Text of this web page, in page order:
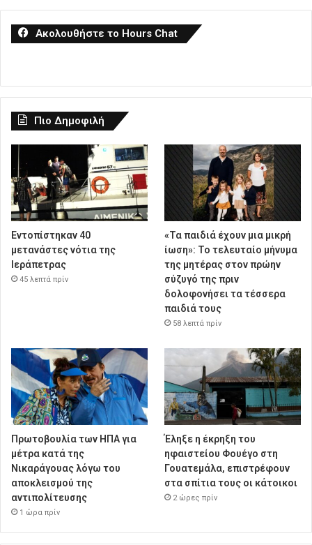
Ακολουθήστε το Hours Chat
Πιο Δημοφιλή
Εντοπίστηκαν 40
μετανάστες νότια της
Ιεράπετρας
45 λεπτά πρίν
«Τα παιδιά έχουν μια μικρή
ίωση»: Το τελευταίο μήνυμα
της μητέρας στον πρώην
σύζυγό της πριν
δολοφονήσει τα τέσσερα
παιδιά τους
58 λεπτά πρίν
Πρωτοβουλία των ΗΠΑ για
μέτρα κατά της
Νικαράγουας λόγω του
αποκλεισμού της
αντιπολίτευσης
1 ώρα πρίν
Έληξε η έκρηξη του
ηφαιστείου Φουέγο στη
Γουατεμάλα, επιστρέφουν
στα σπίτια τους οι κάτοικοι
2 ώρες πρίν